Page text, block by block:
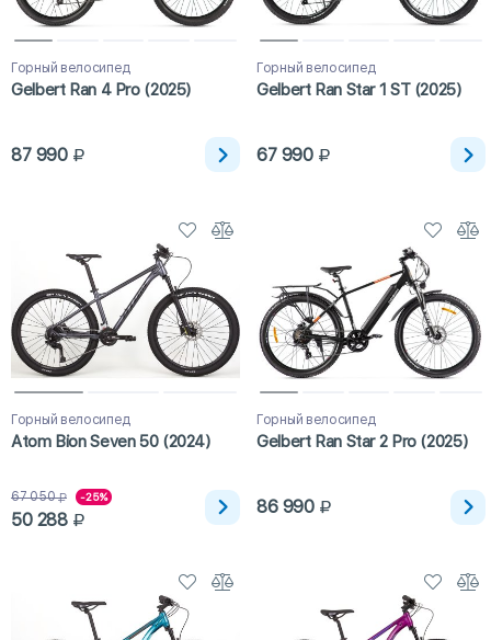
Горный велосипед
Gelbert Ran 4 Pro (2025)
87 990
Горный велосипед
Gelbert Ran Star 1 ST (2025)
67 990
Горный велосипед
Atom Bion Seven 50 (2024)
67 050 -25%
50 288
Горный велосипед
Gelbert Ran Star 2 Pro (2025)
86 990